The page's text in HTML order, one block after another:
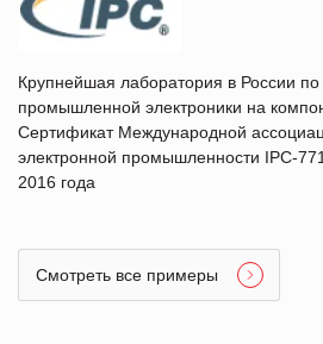
Крупнейшая лаборатория в России
промышленной электроники на
Сертификат Международной
электронной промышленности IPC-
2016 года
Смотреть все примеры